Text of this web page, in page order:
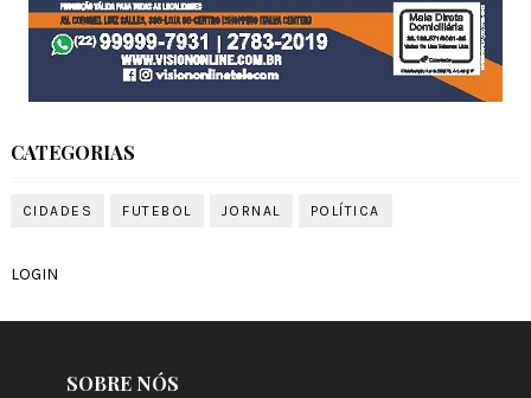
CATEGORIAS
CIDADES FUTEBOL JORNAL POLÍTICA
LOGIN
SOBRE NÓS